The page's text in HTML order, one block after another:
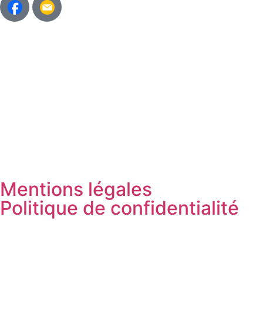
Mentions légales
Politique de confidentialité